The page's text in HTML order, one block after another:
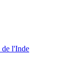
de l'Inde